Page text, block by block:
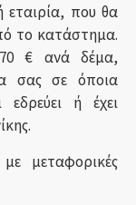
εταιρία, που θα
το κατάστημα.
€ ανά δέμα,
σας σε όποια
εδρεύει ή έχει
μεταφορικές